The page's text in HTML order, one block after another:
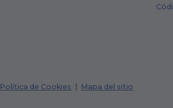
Política de Cookies | Mapa del sitio